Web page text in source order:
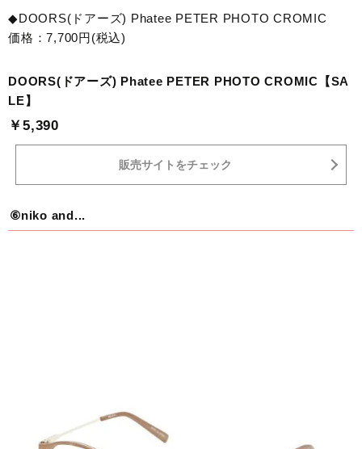
◆DOORS(ドアーズ) Phatee PETER PHOTO CROMIC
価格：7,700円(税込)
DOORS(ドアーズ) Phatee PETER PHOTO CROMIC【SA
LE】
￥5,390
販売サイトをチェック
⑥niko and...